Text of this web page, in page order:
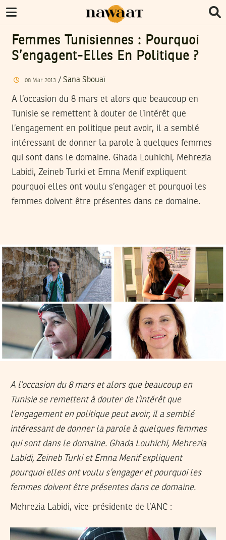
Femmes Tunisiennes : Pourquoi
S’engagent-Elles En Politique ?
08 Mar 2013/ Sana Sbouaï
A l’occasion du 8 mars et alors que beaucoup en
Tunisie se remettent à douter de l’intérêt que
l’engagement en politique peut avoir, il a semblé
intéressant de donner la parole à quelques femmes
qui sont dans le domaine. Ghada Louhichi, Mehrezia
Labidi, Zeineb Turki et Emna Menif expliquent
pourquoi elles ont voulu s’engager et pourquoi les
femmes doivent être présentes dans ce domaine.
A l’occasion du 8 mars et alors que beaucoup en
Tunisie se remettent à douter de l’intérêt que
l’engagement en politique peut avoir, il a semblé
intéressant de donner la parole à quelques femmes
qui sont dans le domaine. Ghada Louhichi, Mehrezia
Labidi, Zeineb Turki et Emna Menif expliquent
pourquoi elles ont voulu s’engager et pourquoi les
femmes doivent être présentes dans ce domaine.
Mehrezia Labidi, vice-présidente de l’ANC :